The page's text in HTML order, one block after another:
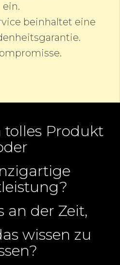
ein.
beinhaltet eine
tolles Produkt
an der Zeit,
wissen zu